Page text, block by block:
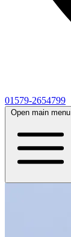
01579-2654799
Open main menu